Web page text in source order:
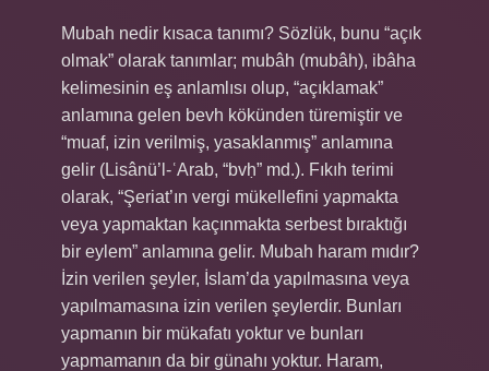
Mubah nedir kısaca tanımı? Sözlük, bunu “açık
olmak” olarak tanımlar; mubâh (mubâh), ibâha
kelimesinin eş anlamlısı olup, “açıklamak”
anlamına gelen bevh kökünden türemiştir ve
“muaf, izin verilmiş, yasaklanmış” anlamına
gelir (Lisânü’l-ʿArab, “bvḥ” md.). Fıkıh terimi
olarak, “Şeriat’ın vergi mükellefini yapmakta
veya yapmaktan kaçınmakta serbest bıraktığı
bir eylem” anlamına gelir. Mubah haram mıdır?
İzin verilen şeyler, İslam’da yapılmasına veya
yapılmamasına izin verilen şeylerdir. Bunları
yapmanın bir mükafatı yoktur ve bunları
yapmamanın da bir günahı yoktur. Haram,